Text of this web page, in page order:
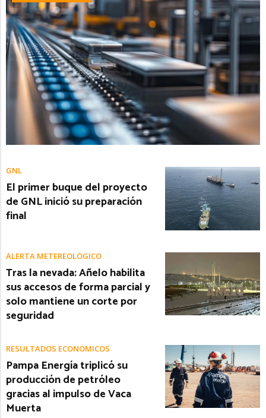
GNL
El primer buque del proyecto
de GNL inició su preparación
final
ALERTA METEREOLÓGICO
Tras la nevada: Añelo habilita
sus accesos de forma parcial y
solo mantiene un corte por
seguridad
RESULTADOS ECONÓMICOS
Pampa Energía triplicó su
producción de petróleo
gracias al impulso de Vaca
Muerta